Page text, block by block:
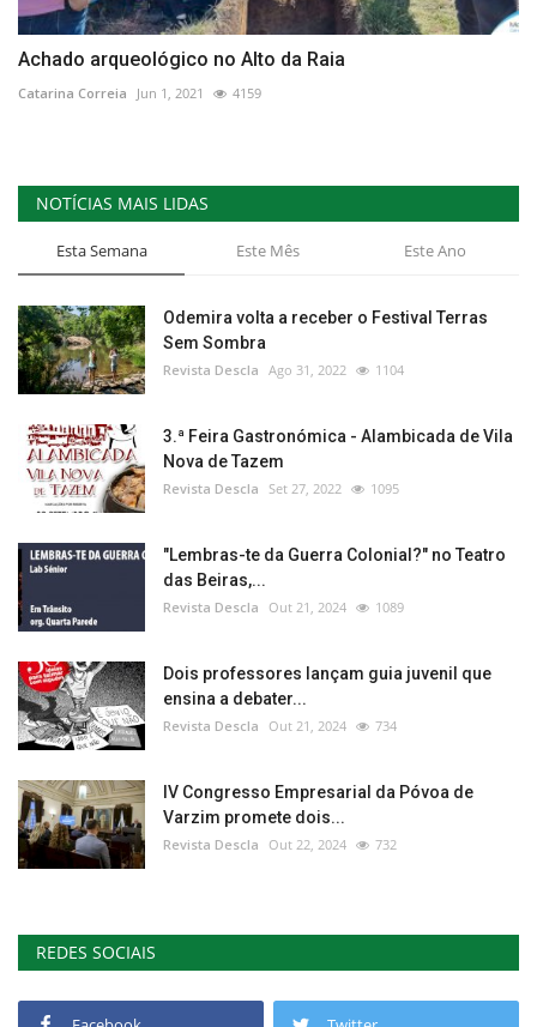
Achado arqueológico no Alto da Raia
Catarina Correia Jun 1, 2021 4159
NOTÍCIAS MAIS LIDAS
Esta Semana Este Mês Este Ano
Odemira volta a receber o Festival Terras
Sem Sombra
Revista Descla Ago 31, 2022 1104
3.ª Feira Gastronómica - Alambicada de Vila
Nova de Tazem
Revista Descla Set 27, 2022 1095
"Lembras-te da Guerra Colonial?" no Teatro
das Beiras,...
Revista Descla Out 21, 2024 1089
Dois professores lançam guia juvenil que
ensina a debater...
Revista Descla Out 21, 2024 734
IV Congresso Empresarial da Póvoa de
Varzim promete dois...
Revista Descla Out 22, 2024 732
REDES SOCIAIS